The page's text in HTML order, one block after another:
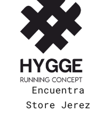
Encuentra
Store